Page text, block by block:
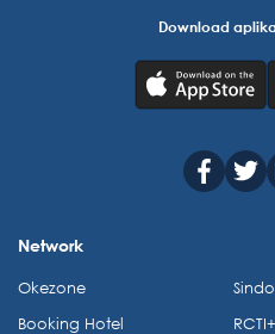
Download
Network
Okezone
Booking Hotel
RCTI+